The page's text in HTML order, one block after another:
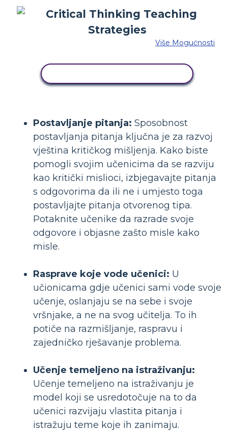
Više Mogućnosti
Postavljanje pitanja: Sposobnost
postavljanja pitanja ključna je za razvoj
vještina kritičkog mišljenja. Kako biste
pomogli svojim učenicima da se razviju
kao kritički mislioci, izbjegavajte pitanja
s odgovorima da ili ne i umjesto toga
postavljajte pitanja otvorenog tipa.
Potaknite učenike da razrade svoje
odgovore i objasne zašto misle kako
misle.
Rasprave koje vode učenici: U
učionicama gdje učenici sami vode svoje
učenje, oslanjaju se na sebe i svoje
vršnjake, a ne na svog učitelja. To ih
potiče na razmišljanje, raspravu i
zajedničko rješavanje problema.
Učenje temeljeno na istraživanju:
Učenje temeljeno na istraživanju je
model koji se usredotočuje na to da
učenici razvijaju vlastita pitanja i
istražuju teme koje ih zanimaju.